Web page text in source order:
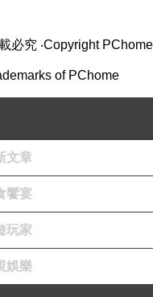
必究 ‧Copyright PChome
of PChome
文章
饗宴
玩家
娛樂